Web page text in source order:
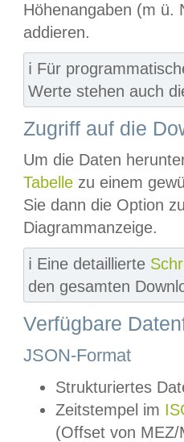
Höhenangaben (m ü.
addieren.
ℹ️ Für
Werte stehen auch
Zugriff auf die
Um die Daten
Tabelle zu einem
Sie dann die Option
Diagrammanzeige.
ℹ️ Eine detaillierte
den gesamten
Verfügbare
JSON-Format
Strukturiertes
Zeitstempel im
(Offset von MEZ/